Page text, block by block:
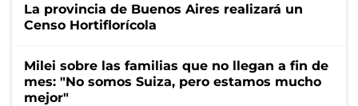
La provincia de Buenos Aires realizará un
Censo Hortiflorícola
Milei sobre las familias que no llegan a fin de
mes: "No somos Suiza, pero estamos mucho
mejor"